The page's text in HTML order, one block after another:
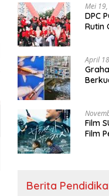
Mei
DPC
Rutin
April
Film
Film
Berita